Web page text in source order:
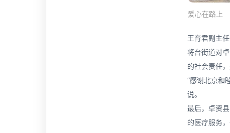
爱心在路上
王育君副主
将台街道对
的社会责任
“感谢北京和
说。
最后，卓资
的医疗服务